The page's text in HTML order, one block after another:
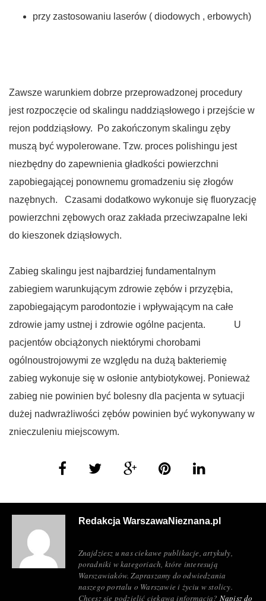
przy zastosowaniu laserów ( diodowych , erbowych)
Zawsze warunkiem dobrze przeprowadzonej procedury
jest rozpoczęcie od skalingu naddziąsłowego i przejście w
rejon poddziąsłowy. Po zakończonym skalingu zęby
muszą być wypolerowane. Tzw. proces polishingu jest
niezbędny do zapewnienia gładkości powierzchni
zapobiegającej ponownemu gromadzeniu się złogów
nazębnych. Czasami dodatkowo wykonuje się fluoryzację
powierzchni zębowych oraz zakłada przeciwzapalne leki
do kieszonek dziąsłowych.
Zabieg skalingu jest najbardziej fundamentalnym
zabiegiem warunkującym zdrowie zębów i przyzębia,
zapobiegającym parodontozie i wpływającym na całe
zdrowie jamy ustnej i zdrowie ogólne pacjenta. U
pacjentów obciążonych niektórymi chorobami
ogólnoustrojowymi ze względu na dużą bakteriemię
zabieg wykonuje się w osłonie antybiotykowej. Ponieważ
zabieg nie powinien być bolesny dla pacjenta w sytuacji
dużej nadwrażliwości zębów powinien być wykonywany w
znieczuleniu miejscowym.
Redakcja WarszawaNieznana.pl
Znajdziesz u nas ciekawe publikacje, artykuły,
poradniki w kategoriach, które interesują
Warszawiaków. Zapraszamy do odwiedzania
naszego portalu o Warszawie i życiu w stolicy.
Chcesz się podzielić ciekawą informacją? Napisz do